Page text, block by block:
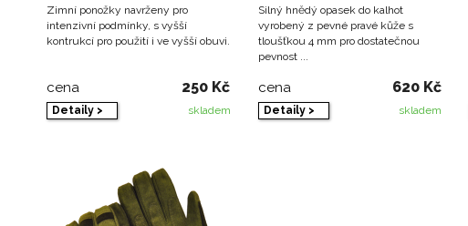
Zimní ponožky navrženy pro
intenzivní podmínky, s vyšší
kontrukcí pro použití i ve vyšší obuvi.
cena 250 Kč
Detaily > skladem
Silný hnědý opasek do kalhot
vyrobený z pevné pravé kůže s
tloušťkou 4 mm pro dostatečnou
pevnost ...
cena 620 Kč
Detaily > skladem